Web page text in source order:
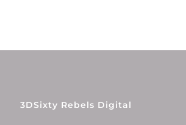
3DSixty Rebels Digital